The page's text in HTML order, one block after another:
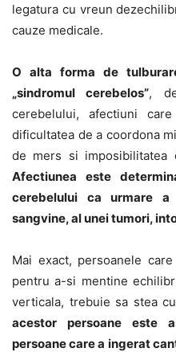
legatura cu vreun
cauze medicale.
O alta forma de
„sindromul cerebelos”,
cerebelului, afectiuni
dificultatea de a coordona
de mers si
Afectiunea este
cerebelului ca urmare
sangvine, al unei tumori,
Mai exact, persoanele
pentru a-si mentine
verticala, trebuie sa stea
acestor persoane este
persoane care a ingerat